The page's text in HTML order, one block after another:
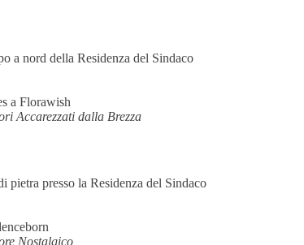
a nord della Residenza del Sindaco
a Florawish
Accarezzati dalla Brezza
pietra presso la Residenza del Sindaco
Nostalgico